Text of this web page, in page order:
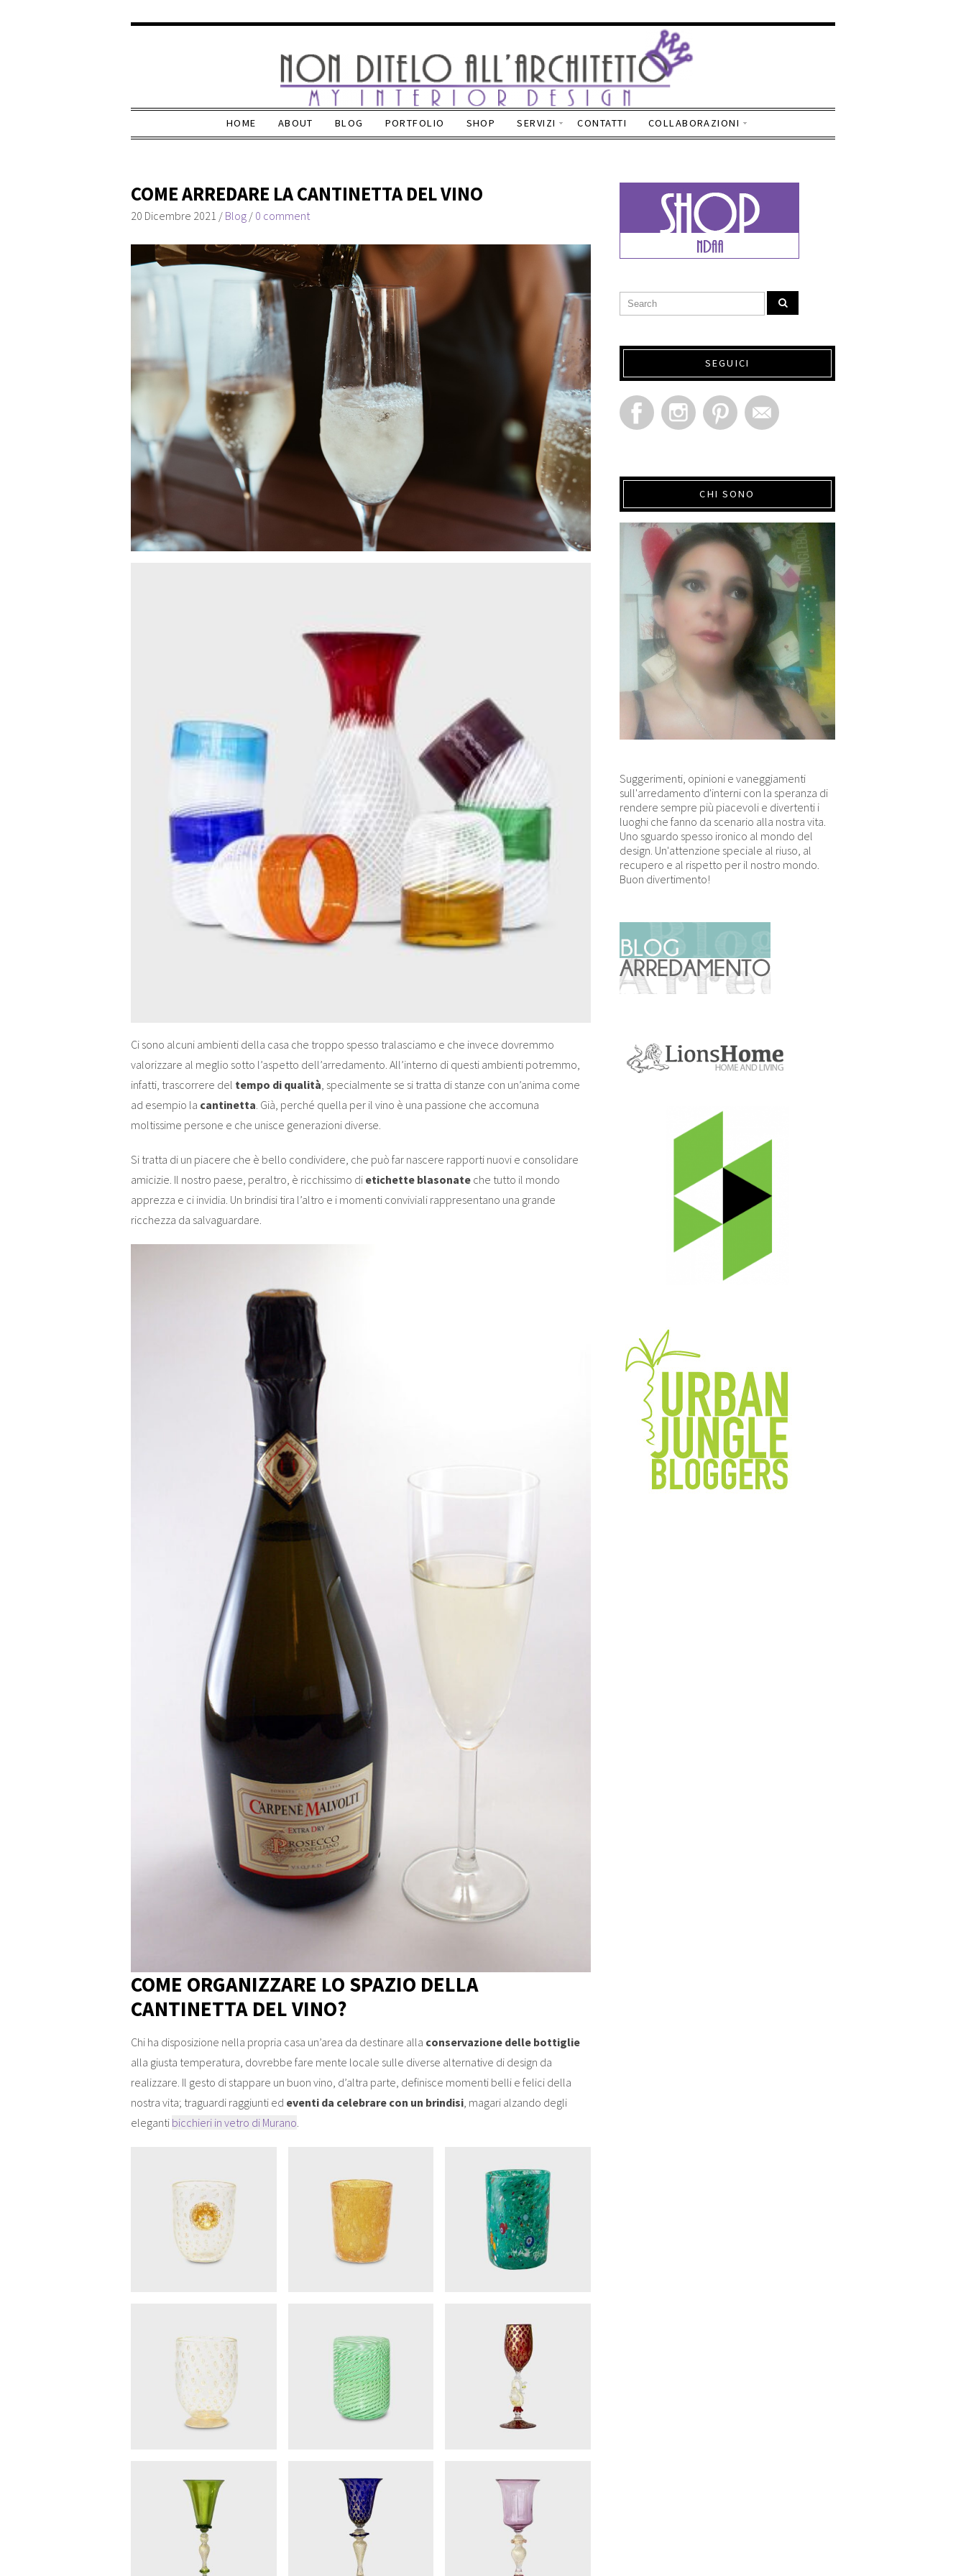
HOME ABOUT BLOG PORTFOLIO SHOP SERVIZI CONTATTI COLLABORAZIONI
COME ARREDARE LA CANTINETTA DEL VINO
20 Dicembre 2021 / Blog / 0 comment
Ci sono alcuni ambienti della casa che troppo spesso tralasciamo e che invece dovremmo
valorizzare al meglio sotto l’aspetto dell’arredamento. All’interno di questi ambienti potremmo,
infatti, trascorrere del tempo di qualità , specialmente se si tratta di stanze con un’anima come
ad esempio la cantinetta . Già, perché quella per il vino è una passione che accomuna
moltissime persone e che unisce generazioni diverse.
Si tratta di un piacere che è bello condividere, che può far nascere rapporti nuovi e consolidare
amicizie. Il nostro paese, peraltro, è ricchissimo di etichette blasonate che tutto il mondo
apprezza e ci invidia. Un brindisi tira l’altro e i momenti conviviali rappresentano una grande
ricchezza da salvaguardare.
COME ORGANIZZARE LO SPAZIO DELLA
CANTINETTA DEL VINO?
Chi ha disposizione nella propria casa un’area da destinare alla conservazione delle bottiglie
alla giusta temperatura, dovrebbe fare mente locale sulle diverse alternative di design da
realizzare. Il gesto di stappare un buon vino, d’altra parte, definisce momenti belli e felici della
nostra vita; traguardi raggiunti ed eventi da celebrare con un brindisi , magari alzando degli
eleganti bicchieri in vetro di Murano
SEGUICI
CHI SONO
Suggerimenti, opinioni e vaneggiamenti
sull'arredamento d'interni con la speranza di
rendere sempre più piacevoli e divertenti i
luoghi che fanno da scenario alla nostra vita.
Uno sguardo spesso ironico al mondo del
design. Un'attenzione speciale al riuso, al
recupero e al rispetto per il nostro mondo.
Buon divertimento!